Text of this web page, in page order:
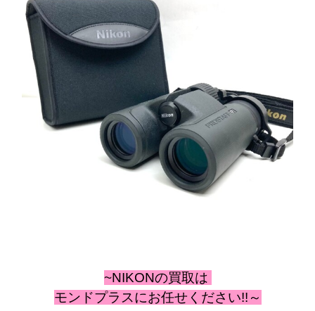
~NIKONの買取は
モンドプラスにお任せください!!～